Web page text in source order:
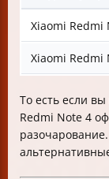
Xiaomi Redmi
Xiaomi Redmi
То есть если
Redmi Note 4